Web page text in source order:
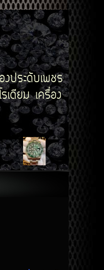
ประดับเพชร
ดียม เครื่อง